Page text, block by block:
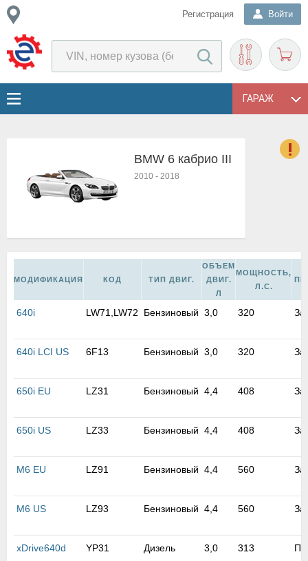
Регистрация Войти
ГАРАЖ
BMW 6 кабрио III
2010 - 2018
МОДИФИКАЦИЯ КОД ТИП ДВИГ.
ОБЪЕМ
ДВИГ.
Л
МОЩНОСТЬ,
Л.С.
640i LW71,LW72 Бензиновый 3,0 320
640i LCI US 6F13 Бензиновый 3,0 320
650i EU LZ31 Бензиновый 4,4 408
650i US LZ33 Бензиновый 4,4 408
M6 EU LZ91 Бензиновый 4,4 560
M6 US LZ93 Бензиновый 4,4 560
xDrive640d YP31 Дизель 3,0 313